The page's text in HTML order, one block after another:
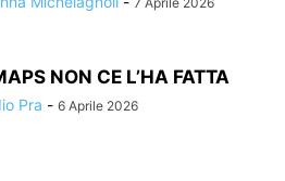
NON CE L’HA FATTA
Pra - 6 Aprile 2026